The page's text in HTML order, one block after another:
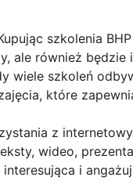
szkolenia
ale również
wiele szkoleń
które
z
wideo,
i